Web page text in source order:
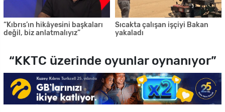
“Kıbrıs’ın hikâyesini başkaları
değil, biz anlatmalıyız”
Sıcakta çalışan işçiyi Bakan
yakaladı
“KKTC üzerinde oyunlar oynanıyor”